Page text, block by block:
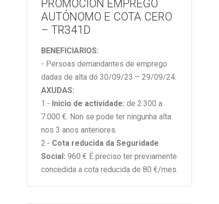
PROMOCIÓN EMPREGO
AUTÓNOMO E COTA CERO
– TR341D
BENEFICIARIOS:
- Persoas demandantes de emprego
dadas de alta do 30/09/23 – 29/09/24.
AXUDAS:
1.- Inicio de actividade: de 2.300 a
7.000 €. Non se pode ter ningunha alta
nos 3 anos anteriores.
2.- Cota reducida da Seguridade
Social: 960 € É preciso ter previamente
concedida a cota reducida de 80 €/mes.